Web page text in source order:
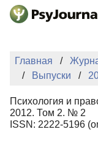
Перейти к
Главная
Выпуски
Психология и
2012. Том 2. № 2
ISSN: 2222-5196